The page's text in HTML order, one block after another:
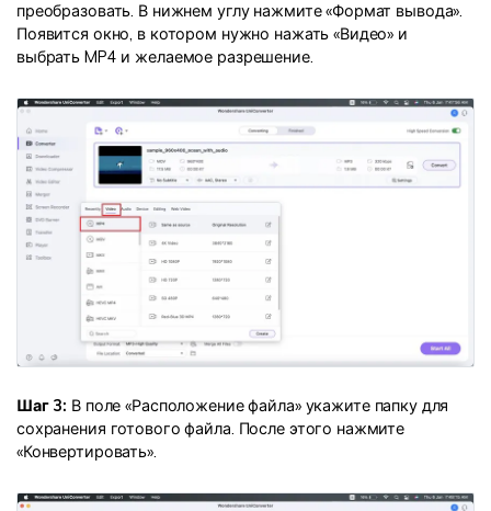
преобразовать. В нижнем углу нажмите «Формат вывода».
Появится окно, в котором нужно нажать «Видео» и
выбрать MP4 и желаемое разрешение.
Шаг 3: В поле «Расположение файла» укажите папку для
сохранения готового файла. После этого нажмите
«Конвертировать».